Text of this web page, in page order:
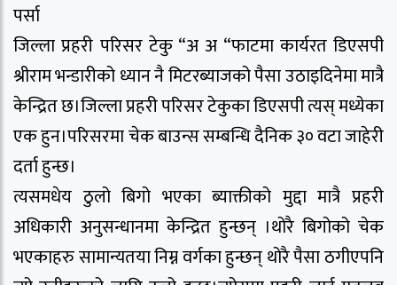
पर्सा
जिल्ला प्रहरी परिसर टेकु “अ अ “फाटमा कार्यरत डिएसपी
श्रीराम भन्डारीको ध्यान नै मिटरब्याजको पैसा उठाइदिनेमा मात्रै
केन्द्रित छ।जिल्ला प्रहरी परिसर टेकुका डिएसपी त्यस् मध्येका
एक हुन।परिसरमा चेक बाउन्स सम्बन्धि दैनिक ३० वटा जाहेरी
दर्ता हुन्छ।
त्यसमधेय ठुलो बिगो भएका ब्याक्तीको मुद्दा मात्रै प्रहरी
अधिकारी अनुसन्धानमा केन्द्रित हुन्छन् ।थोरै बिगोको चेक
भएकाहरु सामान्यतया निम्न वर्गका हुन्छन् थोरै पैसा ठगीएपनि